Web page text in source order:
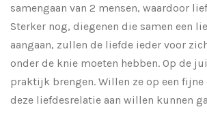
samengaan van 2 mensen, waardoor
Sterker nog, diegenen die samen een
aangaan, zullen de liefde ieder voor
onder de knie moeten hebben. Op de
praktijk brengen. Willen ze op een
deze liefdesrelatie aan willen kunnen